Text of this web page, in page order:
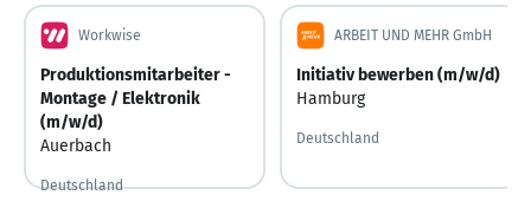
Workwise
Produktionsmitarbeiter -
Montage / Elektronik
(m/w/d)
Auerbach
Deutschland
ARBEIT UND MEHR GmbH
Initiativ bewerben (m/w/d)
Hamburg
Deutschland